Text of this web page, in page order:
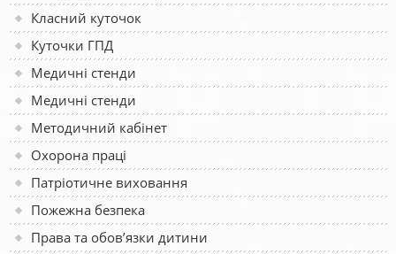
Класний куточок
Куточки ГПД
Медичні стенди
Медичні стенди
Методичний кабінет
Охорона праці
Патріотичне виховання
Пожежна безпека
Права та обов’язки дитини